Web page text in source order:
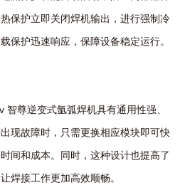
保护立即关闭焊机输出，进行强制冷
保护迅速响应，保障设备稳定运行。
尊逆变式氩弧焊机具有通用性强、
现故障时，只需更换相应模块即可快
间和成本。同时，这种设计也提高了
焊接工作更加高效顺畅。